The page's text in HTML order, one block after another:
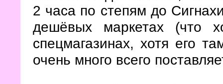
2 часа по степям до
дешёвых маркетах (что
спецмагазинах, хотя его
очень много всего